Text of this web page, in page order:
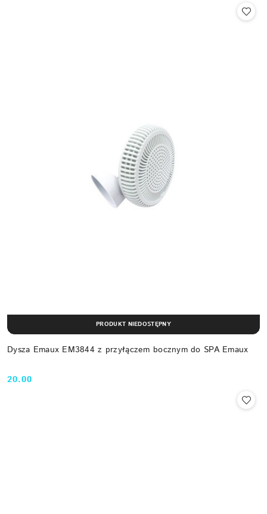
Dysza Emaux EM3844 z przyłączem bocznym do SPA Emaux
Cena:
20.00
PRODUKT NIEDOSTĘPNY